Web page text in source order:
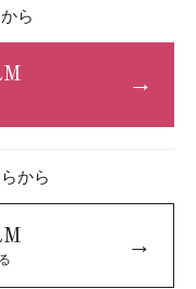
ら
→
から
→